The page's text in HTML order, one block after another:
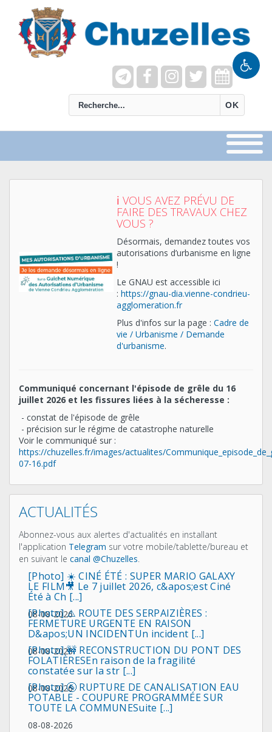
OK
ℹ VOUS AVEZ PRÉVU DE
FAIRE DES TRAVAUX CHEZ
VOUS ?
Désormais, demandez toutes vos
autorisations d’urbanisme en ligne
!
Le GNAU est accessible ici
: https://gnau-dia.vienne-condrieu-
agglomeration.fr
Plus d'infos sur la page : Cadre de
vie / Urbanisme / Demande
d'urbanisme.
Communiqué concernant l'épisode de grêle du 16
juillet 2026 et les fissures liées à la sécheresse :
- constat de l'épisode de grêle
- précision sur le régime de catastrophe naturelle
Voir le communiqué sur :
https://chuzelles.fr/images/actualites/
07-16.pdf
ACTUALITÉS
Abonnez-vous aux alertes d'actualités en installant
l'application Telegram sur votre mobile/tablette/bureau et
en suivant le canal @Chuzelles.
[Photo] ☀️ CINÉ ÉTÉ : SUPER MARIO GALAXY
LE FILM🎥 Le 7 juillet 2026, c&apos;est Ciné
Été à Ch [...]
08-08-2026
[Photo] ⚠️ ROUTE DES SERPAIZIÈRES :
FERMETURE URGENTE EN RAISON
D&apos;UN INCIDENTUn incident [...]
08-08-2026
[Photo] 🚧 RECONSTRUCTION DU PONT DES
FOLATIÈRESEn raison de la fragilité
constatée sur la str [...]
08-08-2026
[Photo] 🚰 RUPTURE DE CANALISATION EAU
POTABLE - COUPURE PROGRAMMÉE SUR
TOUTE LA COMMUNESuite [...]
08-08-2026